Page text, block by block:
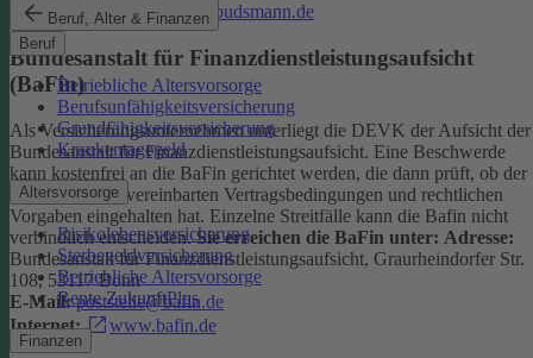
Beruf, Alter & Finanzen
Beruf
Betriebliche Altersvorsorge
Berufsunfähigkeitsversicherung
Grundfähigkeitsversicherung
Krankentagegeld
Altersvorsorge
Risikolebensversicherung
Sterbegeldversicherung
Betriebliche Altersvorsorge
Rente ZukunftPlus
Finanzen
Internet:
www.pkv-ombudsmann.de
Bundesanstalt für Finanzdienstleistungsaufsicht
(BaFin)
Als Versicherungsunternehmen unterliegt die DEVK der Aufsicht der
Bundesanstalt für Finanzdienstleistungsaufsicht. Eine Beschwerde
kann kostenfrei an die BaFin gerichtet werden, die dann prüft, ob der
Versicherer die vereinbarten Vertragsbedingungen und rechtlichen
Vorgaben eingehalten hat. Einzelne Streitfälle kann die Bafin nicht
verbindlich entscheiden.Sie erreichen die BaFin unter: Adresse:
Bundesanstalt für Finanzdienstleistungsaufsicht, Graurheindorfer Str.
108, 53117 Bonn
E-Mail: poststelle@bafin.de
Internet:
www.bafin.de